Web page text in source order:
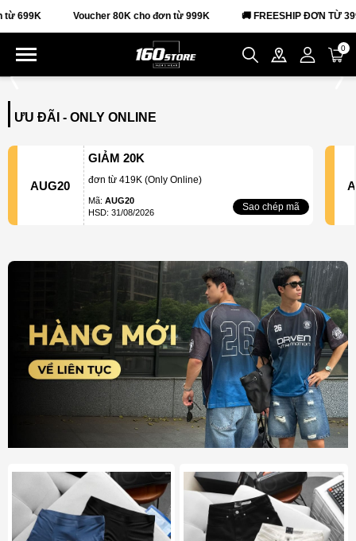
80K cho đơn từ 999K 🚚 FREESHIP ĐƠN TỪ 399K
0
ƯU ĐÃI - ONLY ONLINE
AUG20
GIẢM 20K
đơn từ 419K (Only Online)
Mã: AUG20
HSD: 31/08/2026
Sao chép mã